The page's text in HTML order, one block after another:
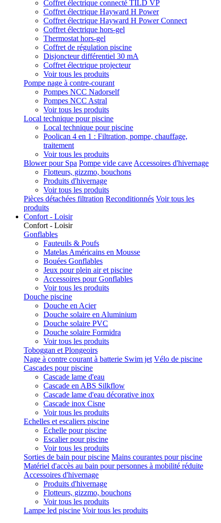
Coffret électrique connecté TILD VP
Coffret électrique Hayward H Power
Coffret électrique Hayward H Power Connect
Coffret électrique hors-gel
Thermostat hors-gel
Coffret de régulation piscine
Disjoncteur différentiel 30 mA
Coffret électrique projecteur
Voir tous les produits
Pompe nage à contre-courant
Pompes NCC Nadorself
Pompes NCC Astral
Voir tous les produits
Local technique pour piscine
Local technique pour piscine
Poolican 4 en 1 : Filtration, pompe, chauffage,
traitement
Voir tous les produits
Blower pour Spa Pompe vide cave Accessoires d'hivernage
Flotteurs, gizzmo, bouchons
Produits d'hivernage
Voir tous les produits
Pièces détachées filtration Reconditionnés Voir tous les
produits
Confort - Loisir
Confort - Loisir
Gonflables
Fauteuils & Poufs
Matelas Américains en Mousse
Bouées Gonflables
Jeux pour plein air et piscine
Accessoires pour Gonflables
Voir tous les produits
Douche piscine
Douche en Acier
Douche solaire en Aluminium
Douche solaire PVC
Douche solaire Formidra
Voir tous les produits
Toboggan et Plongeoirs
Nage à contre courant à batterie Swim jet Vélo de piscine
Cascades pour piscine
Cascade lame d'eau
Cascade en ABS Silkflow
Cascade lame d'eau décorative inox
Cascade inox Cisne
Voir tous les produits
Echelles et escaliers piscine
Echelle pour piscine
Escalier pour piscine
Voir tous les produits
Sorties de bain pour piscine Mains courantes pour piscine
Matériel d'accès au bain pour personnes à mobilité réduite
Accessoires d'hivernage
Produits d'hivernage
Flotteurs, gizzmo, bouchons
Voir tous les produits
Lampe led piscine Voir tous les produits